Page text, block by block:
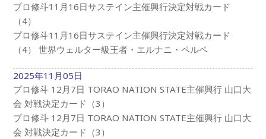
プロ修斗11月16日サステイン主催興行決定対戦カード
（4）
プロ修斗11月16日サステイン主催興行決定対戦カード
（4） 世界ウェルター級王者・エルナニ・ペルペ
2025年11月05日
プロ修斗 12月7日 TORAO NATION STATE主催興行 山口大
会 対戦決定カード（3）
プロ修斗 12月7日 TORAO NATION STATE主催興行 山口大
会 対戦決定カード（3）